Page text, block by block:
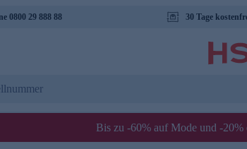
0800 29 888 88 30 Tage
Bis zu -60% auf Mode und -20%